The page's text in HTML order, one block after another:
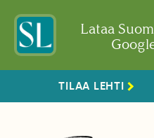
Lataa
TILAA LEHTI